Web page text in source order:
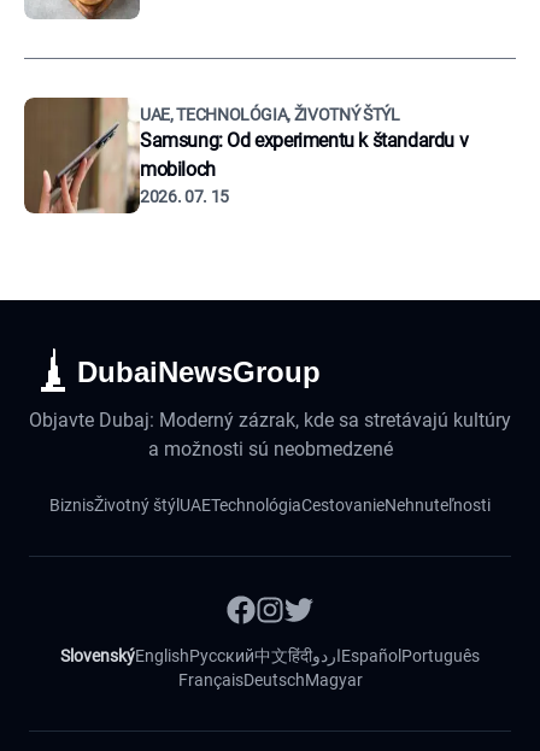
UAE, TECHNOLÓGIA, ŽIVOTNÝ ŠTÝL
Samsung: Od experimentu k štandardu v
mobiloch
2026. 07. 15
DubaiNewsGroup
Objavte Dubaj: Moderný zázrak, kde sa stretávajú kultúry
a možnosti sú neobmedzené
BiznisŽivotný štýl UAETechnológiaCestovanieNehnuteľnosti
SlovenskýEnglishРусский中文हिंदीاردوEspañol Português
FrançaisDeutschMagyar